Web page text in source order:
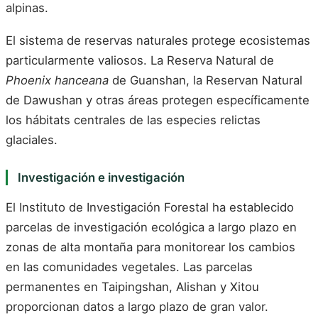
alpinas.
El sistema de reservas naturales protege ecosistemas
particularmente valiosos. La Reserva Natural de
Phoenix hanceana de Guanshan, la Reservan Natural
de Dawushan y otras áreas protegen específicamente
los hábitats centrales de las especies relictas
glaciales.
Investigación e investigación
El Instituto de Investigación Forestal ha establecido
parcelas de investigación ecológica a largo plazo en
zonas de alta montaña para monitorear los cambios
en las comunidades vegetales. Las parcelas
permanentes en Taipingshan, Alishan y Xitou
proporcionan datos a largo plazo de gran valor.